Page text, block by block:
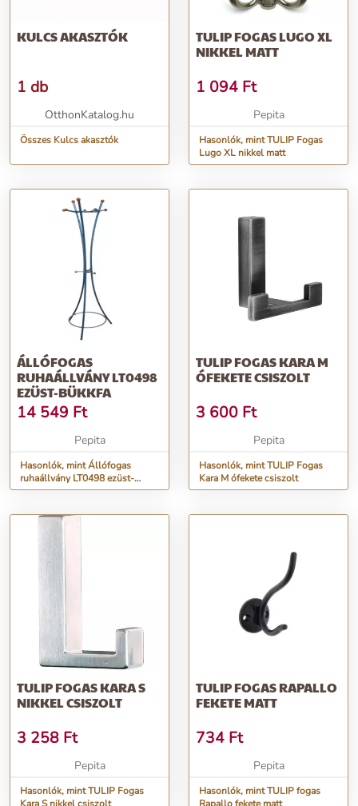
KULCS AKASZTÓK
1 db
OtthonKatalog.hu
Összes Kulcs akasztók
TULIP FOGAS LUGO XL
NIKKEL MATT
1 094 Ft
Pepita
Hasonlók, mint TULIP Fogas
Lugo XL nikkel matt
ÁLLÓFOGAS
RUHAÁLLVÁNY LT0498
EZÜST-BÜKKFA
14 549 Ft
Pepita
Hasonlók, mint Állófogas
ruhaállvány LT0498 ezüst-
bükkfa
TULIP FOGAS KARA M
ÓFEKETE CSISZOLT
3 600 Ft
Pepita
Hasonlók, mint TULIP Fogas
Kara M ófekete csiszolt
TULIP FOGAS KARA S
NIKKEL CSISZOLT
3 258 Ft
Pepita
Hasonlók, mint TULIP Fogas
TULIP FOGAS RAPALLO
FEKETE MATT
734 Ft
Pepita
Hasonlók, mint TULIP fogas